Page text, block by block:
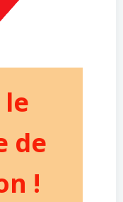
le
de
!